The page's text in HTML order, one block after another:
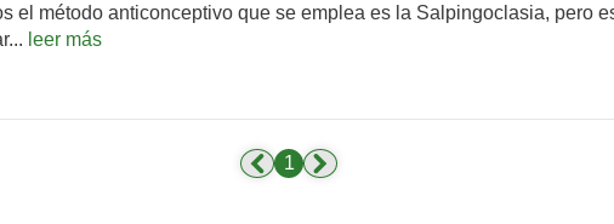
el método anticonceptivo que se emplea es la Salpingoclasia, pero
leer más
1